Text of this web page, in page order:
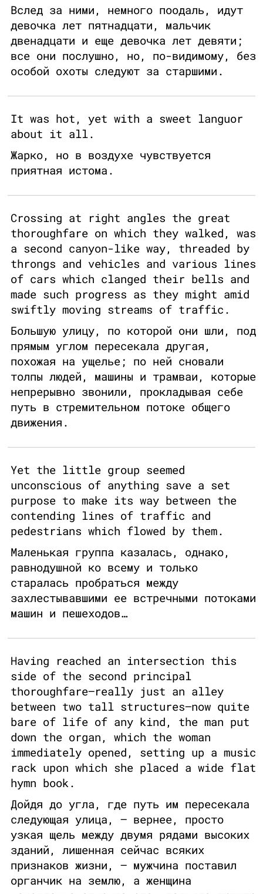
Вслед за ними, немного поодаль, идут
девочка лет пятнадцати, мальчик
двенадцати и еще девочка лет девяти;
все они послушно, но, по-видимому, без
особой охоты следуют за старшими.
It was hot, yet with a sweet languor
about it all.
Жарко, но в воздухе чувствуется
приятная истома.
Crossing at right angles the great
thoroughfare on which they walked, was
a second canyon-like way, threaded by
throngs and vehicles and various lines
of cars which clanged their bells and
made such progress as they might amid
swiftly moving streams of traffic.
Большую улицу, по которой они шли, под
прямым углом пересекала другая,
похожая на ущелье; по ней сновали
толпы людей, машины и трамваи, которые
непрерывно звонили, прокладывая себе
путь в стремительном потоке общего
движения.
Yet the little group seemed
unconscious of anything save a set
purpose to make its way between the
contending lines of traffic and
pedestrians which flowed by them.
Маленькая группа казалась, однако,
равнодушной ко всему и только
старалась пробраться между
захлестывавшими ее встречными потоками
машин и пешеходов…
Having reached an intersection this
side of the second principal
thoroughfare—really just an alley
between two tall structures—now quite
bare of life of any kind, the man put
down the organ, which the woman
immediately opened, setting up a music
rack upon which she placed a wide flat
hymn book.
Дойдя до угла, где путь им пересекала
следующая улица, – вернее, просто
узкая щель между двумя рядами высоких
зданий, лишенная сейчас всяких
признаков жизни, – мужчина поставил
органчик на землю, а женщина